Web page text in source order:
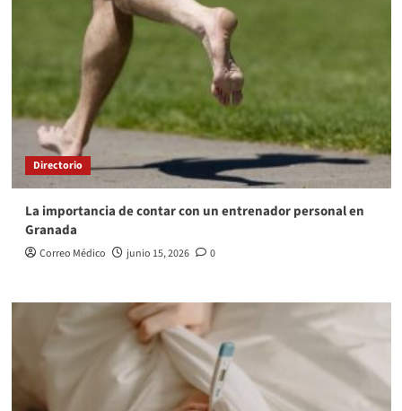
Directorio
La importancia de contar con un entrenador personal en
Granada
Correo Médico junio 15, 2026 0